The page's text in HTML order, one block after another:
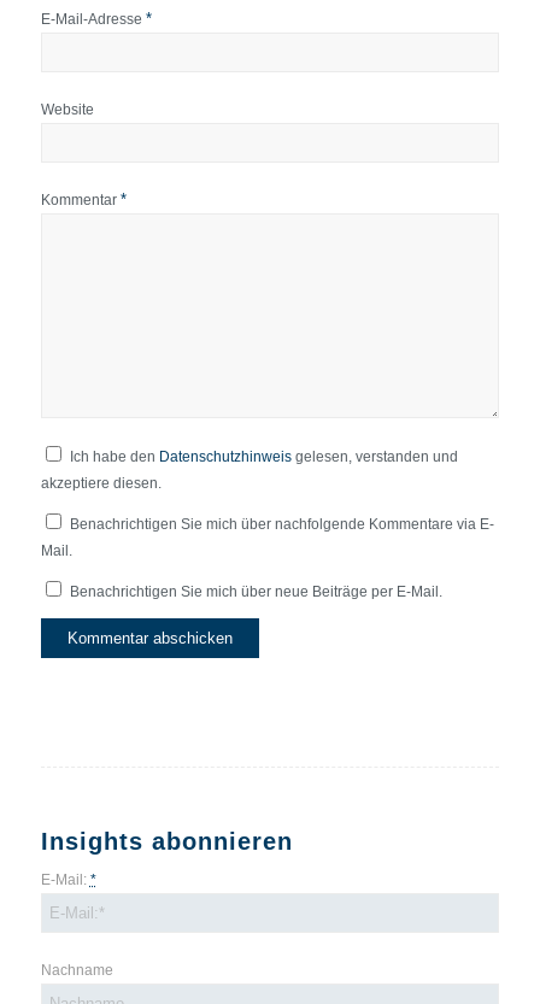
E-Mail-Adresse *
Website
Kommentar *
Ich habe den Datenschutzhinweisgelesen, verstanden und
akzeptiere diesen.
Benachrichtigen Sie mich über nachfolgende Kommentare via E-
Mail.
Benachrichtigen Sie mich über neue Beiträge per E-Mail.
Insights abonnieren
E-Mail: *
Nachname